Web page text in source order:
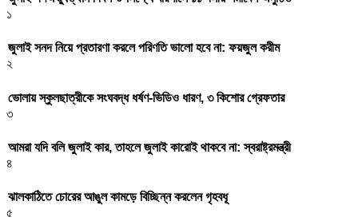
১
জুলাই সনদ নিয়ে প্রতারণা করলে পরিণতি ভালো হবে না: ফয়জুল করীম
২
ভোলায় স্কুলছাত্রীকে সংঘবদ্ধ ধর্ষণ-ভিডিও ধারণ, ৩ কিশোর গ্রেফতার
৩
আমরা যদি বলি জুলাই কার, তাহলে জুলাই কারোই থাকবে না: স্বরাষ্ট্রমন্ত্রী
৪
ঝালকাঠিতে চোরের আঙুল কামড়ে বিচ্ছিন্ন করলেন গৃহবধূ
৫